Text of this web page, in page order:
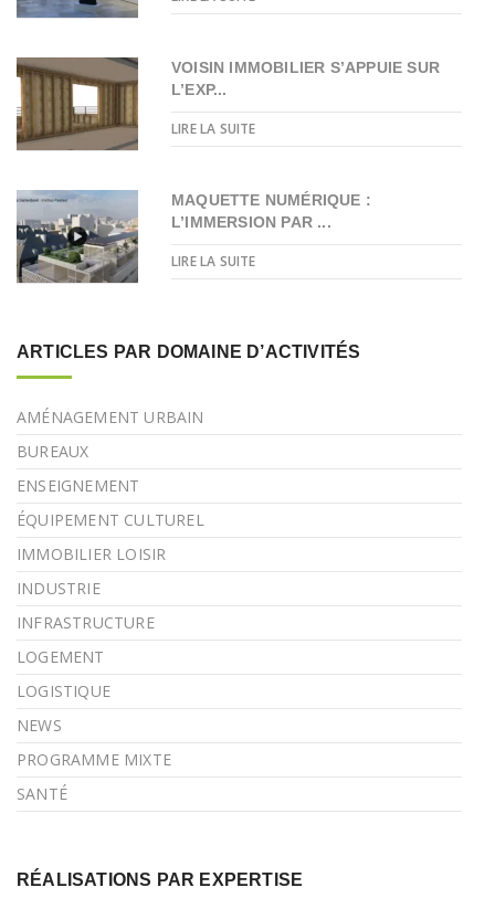
VOISIN IMMOBILIER S’APPUIE SUR
L’EXP...
LIRE LA SUITE
MAQUETTE NUMÉRIQUE :
L’IMMERSION PAR ...
LIRE LA SUITE
ARTICLES PAR DOMAINE D’ACTIVITÉS
AMÉNAGEMENT URBAIN
BUREAUX
ENSEIGNEMENT
ÉQUIPEMENT CULTUREL
IMMOBILIER LOISIR
INDUSTRIE
INFRASTRUCTURE
LOGEMENT
LOGISTIQUE
NEWS
PROGRAMME MIXTE
SANTÉ
RÉALISATIONS PAR EXPERTISE